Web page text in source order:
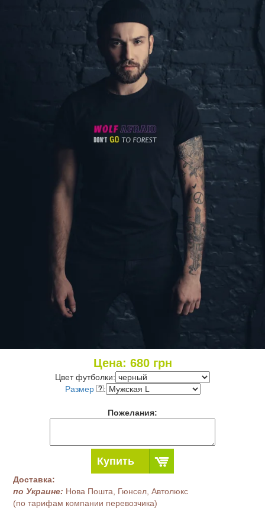
Цена: 680грн
Цвет футболки:
Размер
:
Пожелания:
Купить
Доставка:
по Украине: Нова Пошта, Гюнсел, Автолюкс
(по тарифам компании перевозчика)